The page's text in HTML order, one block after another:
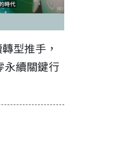
型推手，
永續關鍵行